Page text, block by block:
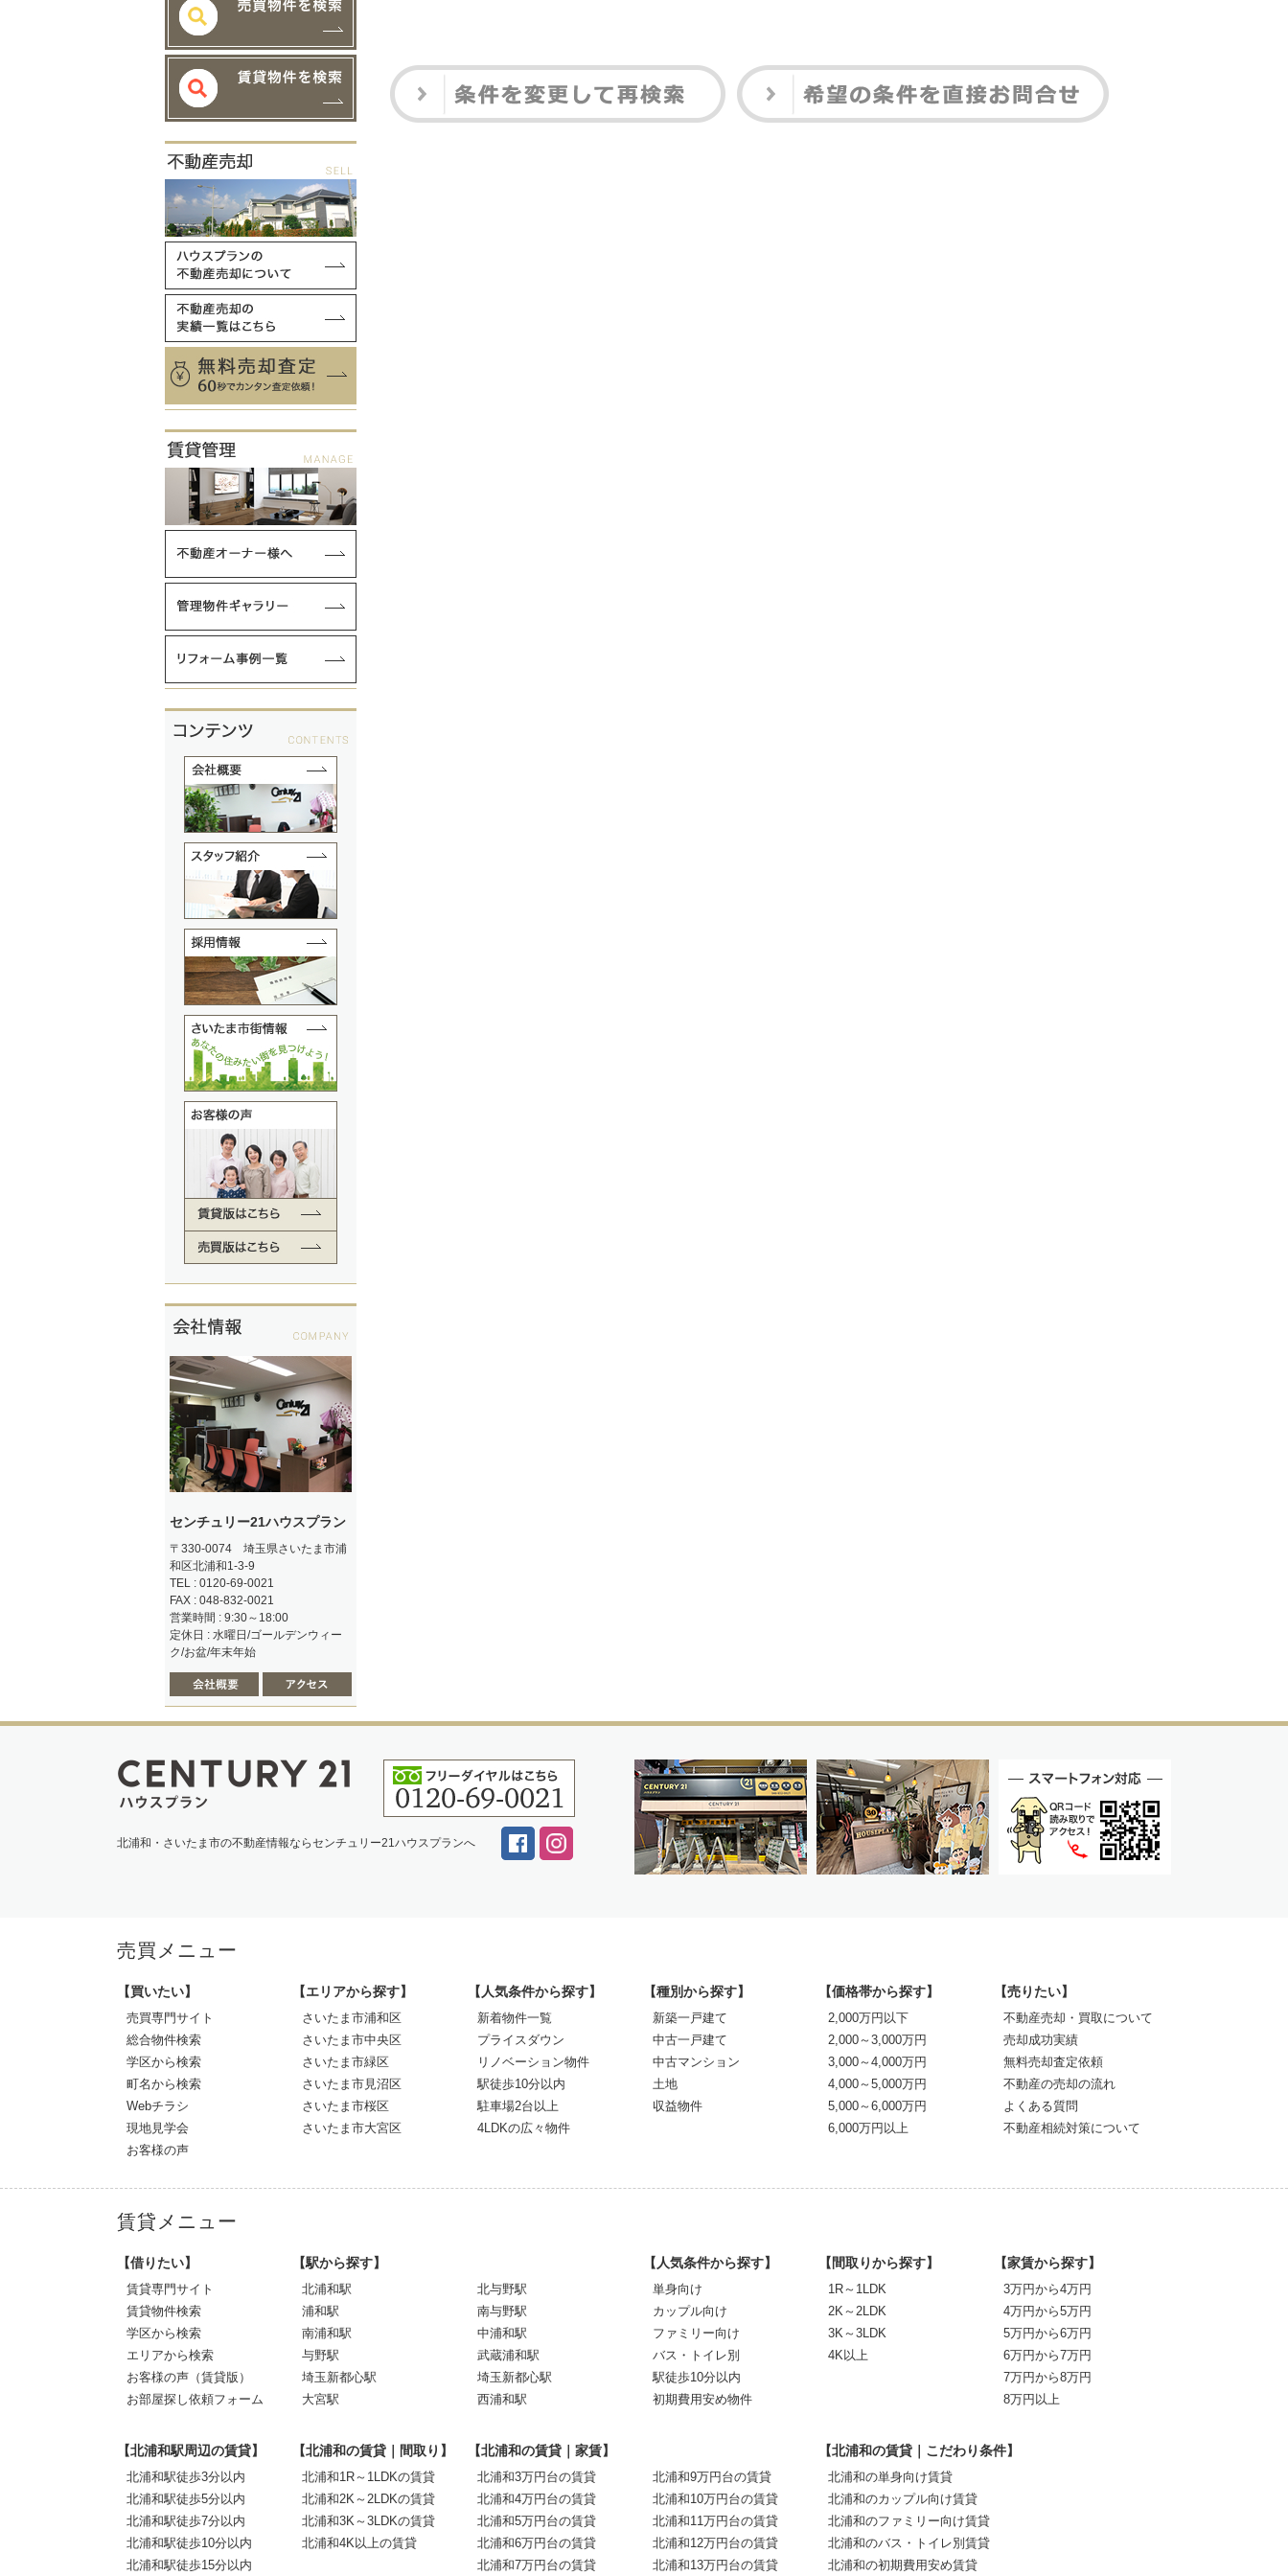
センチュリー21ハウスプラン
〒330-0074 埼玉県さいたま市浦
和区北浦和1-3-9
TEL : 0120-69-0021
FAX : 048-832-0021
営業時間 : 9:30～18:00
定休日 : 水曜日/ゴールデンウィー
ク/お盆/年末年始
北浦和・さいたま市の不動産情報ならセンチュリー21ハウスプランへ
売買メニュー
【買いたい】
売買専門サイト
総合物件検索
学区から検索
町名から検索
Webチラシ
現地見学会
お客様の声
【エリアから探す】
さいたま市浦和区
さいたま市中央区
さいたま市緑区
さいたま市見沼区
さいたま市桜区
さいたま市大宮区
【人気条件から探す】
新着物件一覧
プライスダウン
リノベーション物件
駅徒歩10分以内
駐車場2台以上
4LDKの広々物件
【種別から探す】
新築一戸建て
中古一戸建て
中古マンション
土地
収益物件
【価格帯から探す】
2,000万円以下
2,000～3,000万円
3,000～4,000万円
4,000～5,000万円
5,000～6,000万円
6,000万円以上
【売りたい】
不動産売却・買取について
売却成功実績
無料売却査定依頼
不動産の売却の流れ
よくある質問
不動産相続対策について
賃貸メニュー
【借りたい】
賃貸専門サイト
賃貸物件検索
学区から検索
エリアから検索
お客様の声（賃貸版）
お部屋探し依頼フォーム
【駅から探す】
北浦和駅
浦和駅
南浦和駅
与野駅
埼玉新都心駅
大宮駅
北与野駅
南与野駅
中浦和駅
武蔵浦和駅
埼玉新都心駅
西浦和駅
【人気条件から探す】
単身向け
カップル向け
ファミリー向け
バス・トイレ別
駅徒歩10分以内
初期費用安め物件
【間取りから探す】
1R～1LDK
2K～2LDK
3K～3LDK
4K以上
【家賃から探す】
3万円から4万円
4万円から5万円
5万円から6万円
6万円から7万円
7万円から8万円
8万円以上
【北浦和駅周辺の賃貸】
北浦和駅徒歩3分以内
北浦和駅徒歩5分以内
北浦和駅徒歩7分以内
北浦和駅徒歩10分以内
北浦和駅徒歩15分以内
【北浦和の賃貸｜間取り】
北浦和1R～1LDKの賃貸
北浦和2K～2LDKの賃貸
北浦和3K～3LDKの賃貸
北浦和4K以上の賃貸
【北浦和の賃貸｜家賃】
北浦和3万円台の賃貸
北浦和4万円台の賃貸
北浦和5万円台の賃貸
北浦和6万円台の賃貸
北浦和7万円台の賃貸
北浦和9万円台の賃貸
北浦和10万円台の賃貸
北浦和11万円台の賃貸
北浦和12万円台の賃貸
北浦和13万円台の賃貸
【北浦和の賃貸｜こだわり条件】
北浦和の単身向け賃貸
北浦和のカップル向け賃貸
北浦和のファミリー向け賃貸
北浦和のバス・トイレ別賃貸
北浦和の初期費用安め賃貸